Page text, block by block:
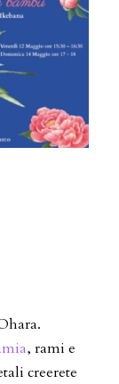
, rami e
creerete